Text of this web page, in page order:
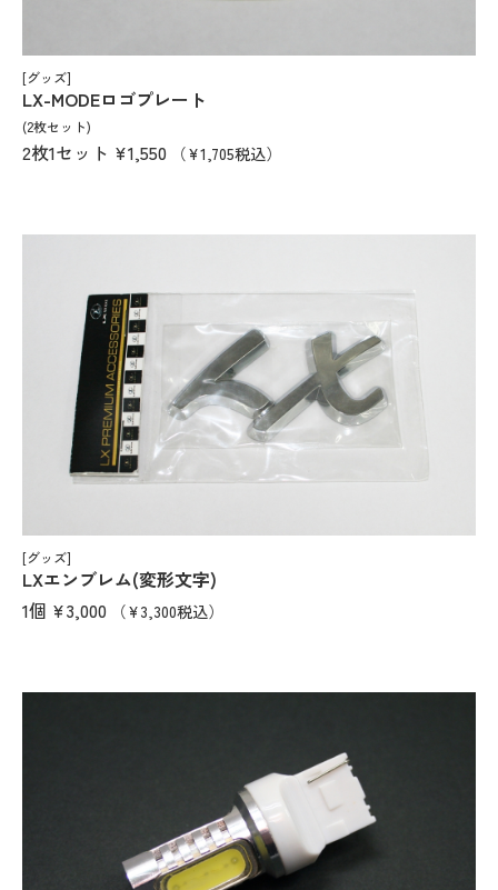
[グッズ]
LX-MODEロゴプレート
(2枚セット)
2枚1セット ¥1,550 （¥1,705税込）
[グッズ]
LXエンブレム(変形文字)
1個 ¥3,000 （¥3,300税込）